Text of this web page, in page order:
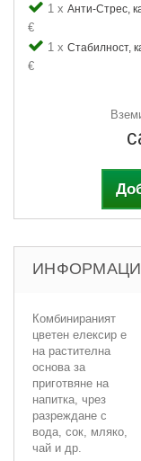
1 x Анти-Стрес,
€
1 x Стабилност,
€
Комбинираният
цветен елексир е
на растителна
основа за
приготвяне на
напитка, чрез
разреждане с
вода, сок, мляко,
чай и др.